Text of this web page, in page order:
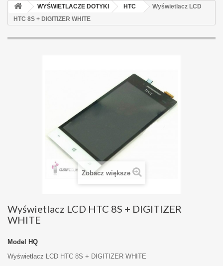
WYŚWIETLACZE DOTYKI HTC
Wyświetlacz LCD
HTC 8S + DIGITIZER WHITE
Zobacz większe
Wyświetlacz LCD HTC 8S + DIGITIZER
WHITE
Model
HQ
Wyświetlacz LCD HTC 8S + DIGITIZER WHITE